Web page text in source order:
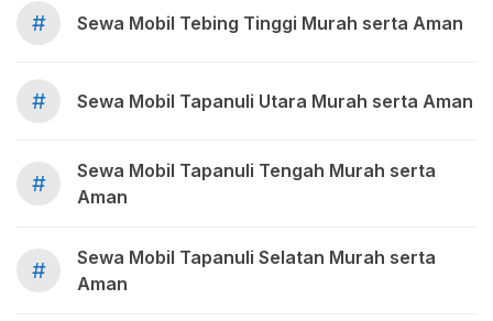
# Sewa Mobil Tebing Tinggi Murah serta Aman
# Sewa Mobil Tapanuli Utara Murah serta Aman
#
Sewa Mobil Tapanuli Tengah Murah serta
Aman
#
Sewa Mobil Tapanuli Selatan Murah serta
Aman